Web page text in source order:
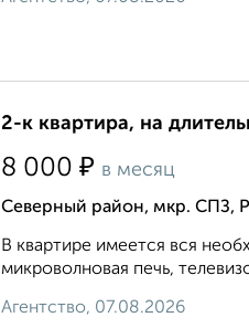
2-к квартира, на
8 000 ₽ в месяц
Северный район, мкр. СПЗ,
В квартире имеется вся
микроволновая печь,
Агентство, 07.08.2026